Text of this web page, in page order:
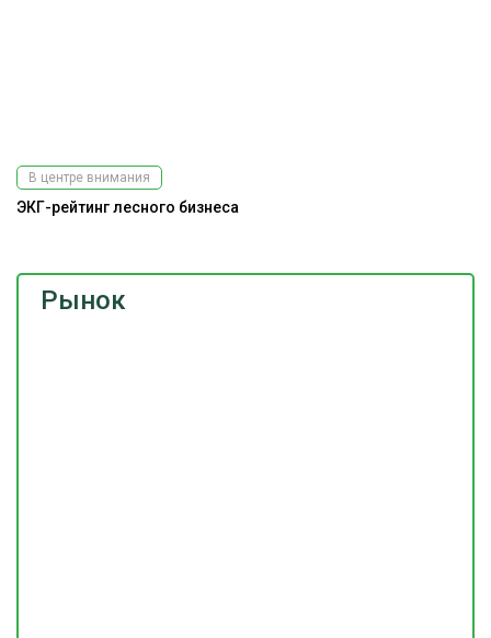
Рынок
В центре внимания
ЭКГ-рейтинг лесного бизнеса